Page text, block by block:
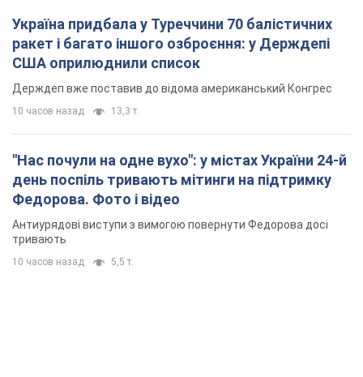
Україна придбала у Туреччини 70 балістичних
ракет і багато іншого озброєння: у Держдепі
США оприлюднили список
Держдеп вже поставив до відома американський Конгрес
10 часов назад 13,3 т.
"Нас почули на одне вухо": у містах України 24-й
день поспіль тривають мітинги на підтримку
Федорова. Фото і відео
Антиурядові виступи з вимогою повернути Федорова досі
тривають
10 часов назад 5,5 т.